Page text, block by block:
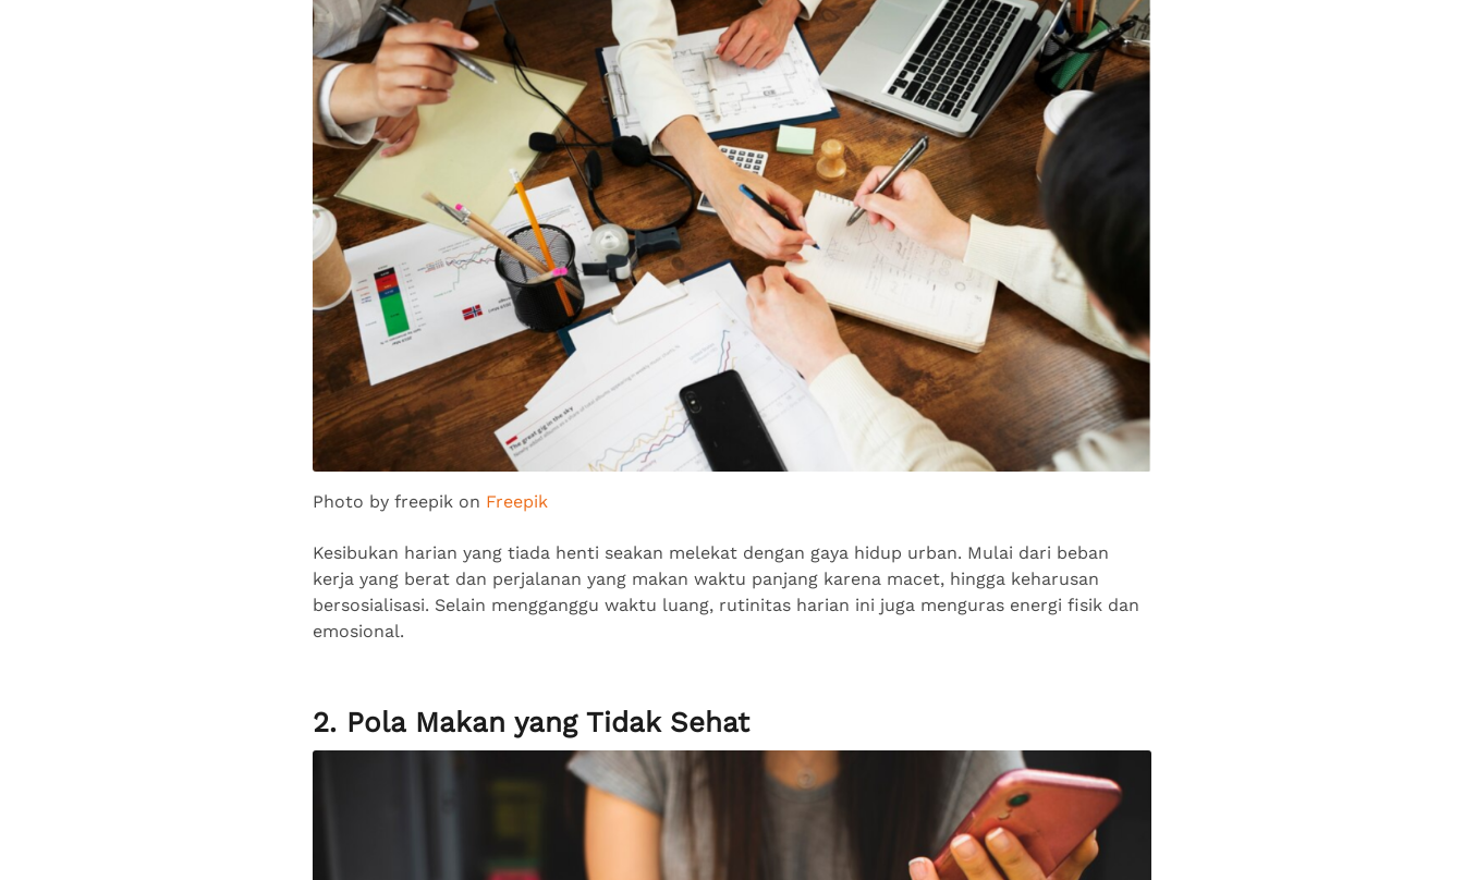
Photo by freepik on Freepik
Kesibukan harian yang tiada henti seakan melekat dengan gaya hidup urban. Mulai dari beban
kerja yang berat dan perjalanan yang makan waktu panjang karena macet, hingga keharusan
bersosialisasi. Selain mengganggu waktu luang, rutinitas harian ini juga menguras energi fisik dan
emosional.
2. Pola Makan yang Tidak Sehat